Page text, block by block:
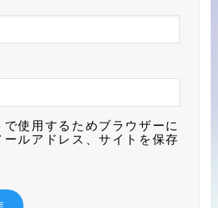
で使用するためブラウザーに
ールアドレス、サイトを保存